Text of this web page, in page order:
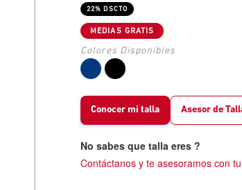
22% DSCTO
Conocer mi talla Asesor de
No sabes que talla eres ?
Contáctanos y te asesoramos con